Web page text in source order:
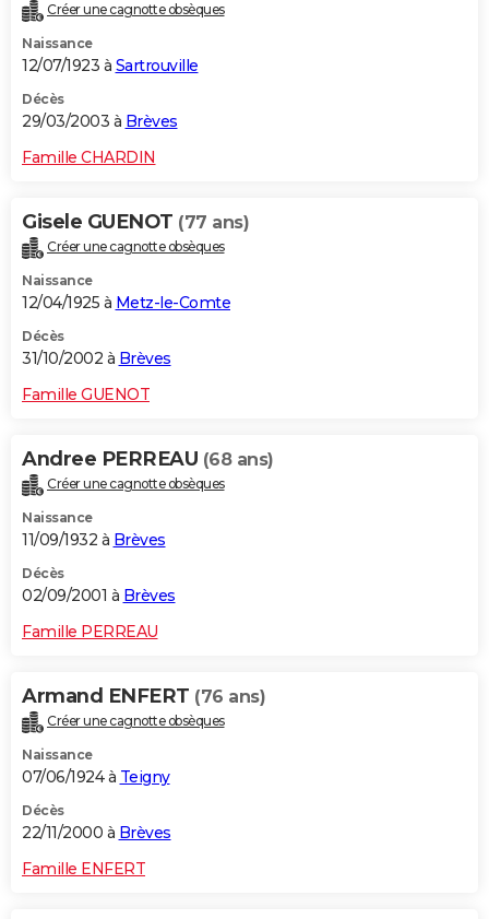
Créer une cagnotte obsèques
Naissance
12/07/1923 à Sartrouville
Décès
29/03/2003 à Brèves
Famille CHARDIN
Gisele GUENOT (77 ans)
Créer une cagnotte obsèques
Naissance
12/04/1925 à Metz-le-Comte
Décès
31/10/2002 à Brèves
Famille GUENOT
Andree PERREAU (68 ans)
Créer une cagnotte obsèques
Naissance
11/09/1932 à Brèves
Décès
02/09/2001 à Brèves
Famille PERREAU
Armand ENFERT (76 ans)
Créer une cagnotte obsèques
Naissance
07/06/1924 à Teigny
Décès
22/11/2000 à Brèves
Famille ENFERT